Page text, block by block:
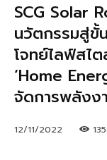
SCG Solar
นวัตกรรมสู่ขั้
โจทย์ไลฟ์สไ
‘Home
จัดการพลังง
12/11/2022